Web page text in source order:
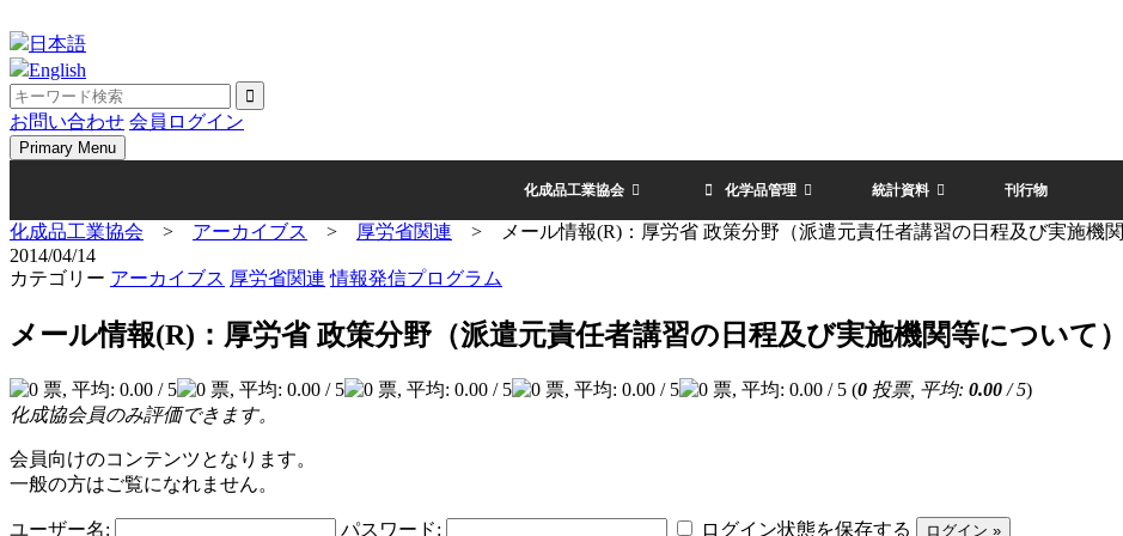
to
content
日本語
English
お問い合わせ 会員ログイン
Primary Menu
化成品工業協会 化学品管理 統計資料 刊行物
化成品工業協会 > アーカイブス > 厚労省関連 >
メール情報(R)：厚労省 政策分野（派遣元責任者講習の日程及び実施機関
2014/04/14
カテゴリー アーカイブス 厚労省関連 情報発信プログラム
メール情報(R)：厚労省 政策分野（派遣元責任者講習の日程及び実施機関等について）
(0 投票, 平均: 0.00 / 5)
化成協会員のみ評価できます。
会員向けのコンテンツとなります。
一般の方はご覧になれません。
ユーザー名: パスワード: ログイン状態を保存する